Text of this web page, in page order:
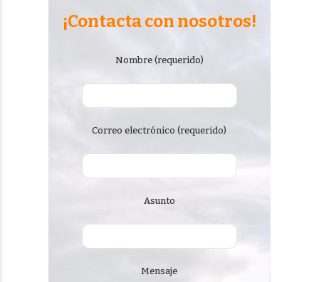
¡Contacta con nosotros!
Nombre (requerido)
Correo electrónico (requerido)
Asunto
Mensaje